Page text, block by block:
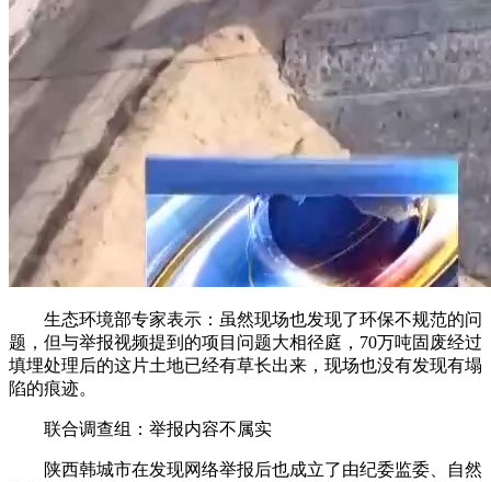
生态环境部专家表示：虽然现场也发现了环保不规范的问
题，但与举报视频提到的项目问题大相径庭，70万吨固废经过
填埋处理后的这片土地已经有草长出来，现场也没有发现有塌
陷的痕迹。
联合调查组：举报内容不属实
陕西韩城市在发现网络举报后也成立了由纪委监委、自然